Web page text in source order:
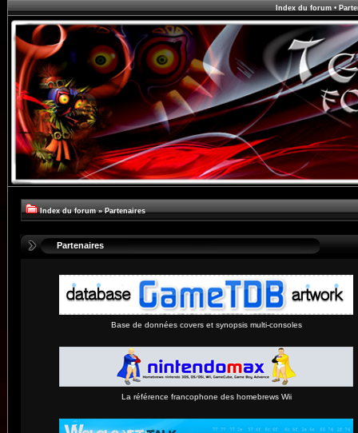
Index du forum•
Index du forum » Partenaires
Partenaires
Base de données covers et synopsis multi-consoles
La référence francophone des homebrews Wii